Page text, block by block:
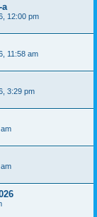
a
12:00 pm
11:58 am
3:29 pm